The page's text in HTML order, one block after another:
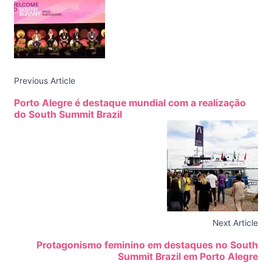
Previous Article
Porto Alegre é destaque mundial com a realização
do South Summit Brazil
Next Article
Protagonismo feminino em destaques no South
Summit Brazil em Porto Alegre